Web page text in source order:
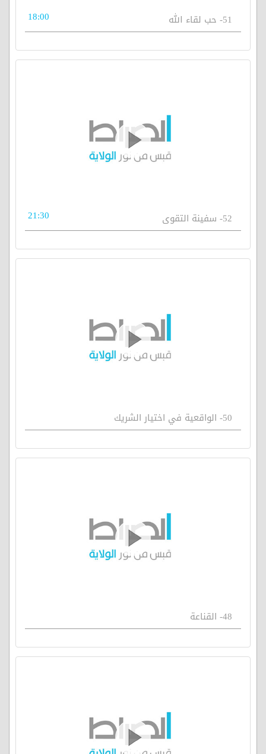
51- حب لقاء الله 18:00
52- سفينة التقوى 21:30
50- الواقعية في اختيار الشريك
48- القناعة